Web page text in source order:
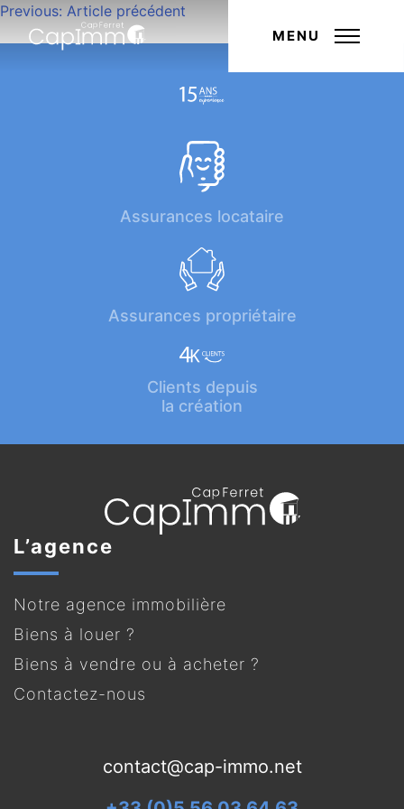
MENU
Navigation
de
Previous: Article précédent
Assurances locataire
Assurances propriétaire
Clients depuis
la création
L’agence
Notre agence immobilière
Biens à louer ?
Biens à vendre ou à acheter ?
Contactez-nous
contact@cap-immo.net